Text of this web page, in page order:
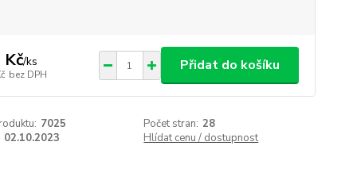
Kč/ks
bez DPH
Přidat do košíku
7025 Počet stran: 28
02.10.2023 Hlídat cenu / dostupnost